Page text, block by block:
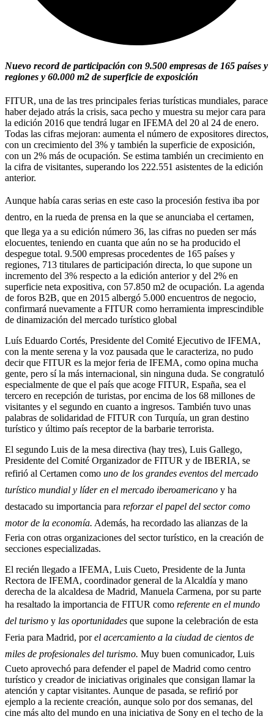
Nuevo record de participación con 9.500 empresas de 165 países y
regiones y 60.000 m2 de superficie de exposición
FITUR, una de las tres principales ferias turísticas mundiales, parace
haber dejado atrás la crisis, saca pecho y muestra su mejor cara para
la edición 2016 que tendrá lugar en IFEMA del 20 al 24 de enero.
Todas las cifras mejoran: aumenta el número de expositores directos,
con un crecimiento del 3% y también la superficie de exposición,
con un 2% más de ocupación. Se estima también un crecimiento en
la cifra de visitantes, superando los 222.551 asistentes de la edición
anterior.
Aunque había caras serias en este caso la procesión festiva iba por
dentro, en la rueda de prensa en la que se anunciaba el certamen,
que llega ya a su edición número 36, las cifras no pueden ser más
elocuentes, teniendo en cuanta que aún no se ha producido el
despegue total. 9.500 empresas procedentes de 165 países y
regiones, 713 titulares de participación directa, lo que supone un
incremento del 3% respecto a la edición anterior y del 2% en
superficie neta expositiva, con 57.850 m2 de ocupación. La agenda
de foros B2B, que en 2015 albergó 5.000 encuentros de negocio,
confirmará nuevamente a FITUR como herramienta imprescindible
de dinamización del mercado turístico global
Luís Eduardo Cortés, Presidente del Comité Ejecutivo de IFEMA,
con la mente serena y la voz pausada que le caracteriza, no pudo
decir que FITUR es la mejor feria de IFEMA, como opina mucha
gente, pero sí la más internacional, sin ninguna duda. Se congratuló
especialmente de que el país que acoge FITUR, España, sea el
tercero en recepción de turistas, por encima de los 68 millones de
visitantes y el segundo en cuanto a ingresos. También tuvo unas
palabras de solidaridad de FITUR con Turquía, un gran destino
turístico y último país receptor de la barbarie terrorista.
El segundo Luis de la mesa directiva (hay tres), Luis Gallego,
Presidente del Comité Organizador de FITUR y de IBERIA, se
refirió al Certamen como uno de los grandes eventos del mercado
turístico mundial y líder en el mercado iberoamericano y ha
destacado su importancia para reforzar el papel del sector como
motor de la economía. Además, ha recordado las alianzas de la
Feria con otras organizaciones del sector turístico, en la creación de
secciones especializadas.
El recién llegado a IFEMA, Luis Cueto, Presidente de la Junta
Rectora de IFEMA, coordinador general de la Alcaldía y mano
derecha de la alcaldesa de Madrid, Manuela Carmena, por su parte
ha resaltado la importancia de FITUR como referente en el mundo
del turismo y las oportunidades que supone la celebración de esta
Feria para Madrid, porel acercamiento a la ciudad de cientos de
miles de profesionales del turismo. Muy buen comunicador, Luis
Cueto aprovechó para defender el papel de Madrid como centro
turístico y creador de iniciativas originales que consigan llamar la
atención y captar visitantes. Aunque de pasada, se refirió por
ejemplo a la reciente creación, aunque solo por dos semanas, del
cine más alto del mundo en una iniciativa de Sony en el techo de la